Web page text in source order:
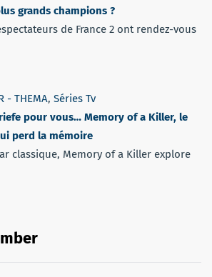
grands champions ?
de France 2 ont rendez-vous
- THEMA, Séries Tv
pour vous… Memory of a Killer, le
perd la mémoire
classique, Memory of a Killer explore